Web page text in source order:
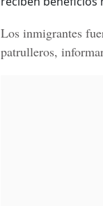
Los inmigrantes
patrulleros,